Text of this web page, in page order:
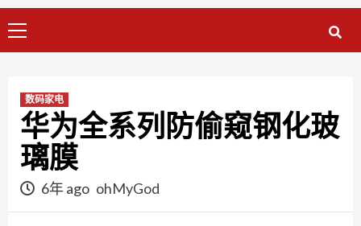
Menu
数码家电
华为全系列防偷窥钢化玻
璃膜
6年 ago ohMyGod